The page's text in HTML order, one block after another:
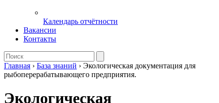
Календарь отчётности
Вакансии
Контакты
Главная › База знаний › Экологическая документация для
рыбоперерабатывающего предприятия.
Экологическая